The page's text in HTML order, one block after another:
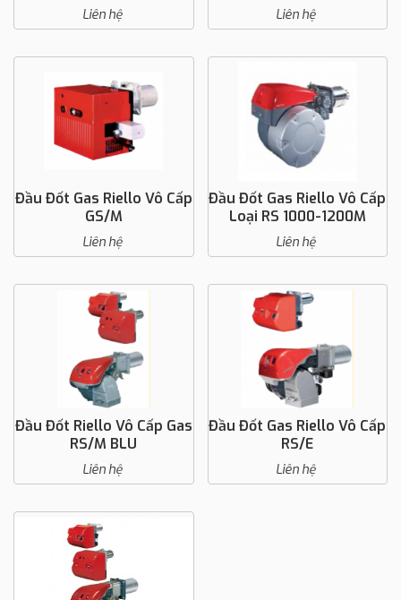
Liên hệ Liên hệ
Đầu Đốt Gas Riello Vô Cấp
GS/M
Liên hệ
Đầu Đốt Gas Riello Vô Cấp
Loại RS 1000-1200M
Liên hệ
Đầu Đốt Riello Vô Cấp Gas
RS/M BLU
Liên hệ
Đầu Đốt Gas Riello Vô Cấp
RS/E
Liên hệ